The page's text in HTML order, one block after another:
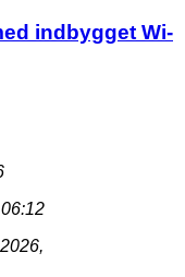
indbygget Wi-